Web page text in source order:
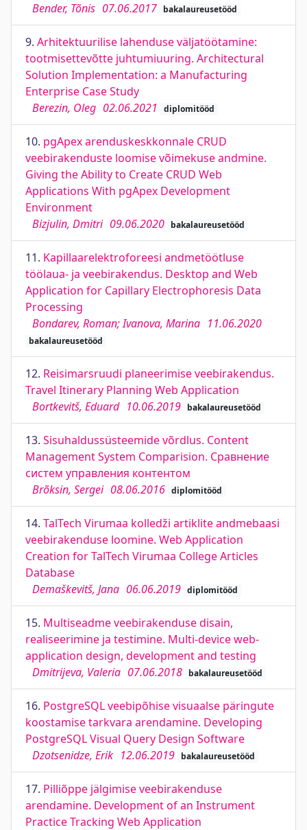
Bender, Tõnis 07.06.2017 bakalaureusetööd
9. Arhitektuurilise lahenduse väljatöötamine:
tootmisettevõtte juhtumiuuring. Architectural
Solution Implementation: a Manufacturing
Enterprise Case Study
Berezin, Oleg 02.06.2021 diplomitööd
10. pgApex arenduskeskkonnale CRUD
veebirakenduste loomise võimekuse andmine.
Giving the Ability to Create CRUD Web
Applications With pgApex Development
Environment
Bizjulin, Dmitri 09.06.2020 bakalaureusetööd
11. Kapillaarelektroforeesi andmetöötluse
töölaua- ja veebirakendus. Desktop and Web
Application for Capillary Electrophoresis Data
Processing
Bondarev, Roman; Ivanova, Marina 11.06.2020
bakalaureusetööd
12. Reisimarsruudi planeerimise veebirakendus.
Travel Itinerary Planning Web Application
Bortkevitš, Eduard 10.06.2019 bakalaureusetööd
13. Sisuhaldussüsteemide võrdlus. Content
Management System Comparision. Сравнение
систем управления контентом
Brõksin, Sergei 08.06.2016 diplomitööd
14. TalTech Virumaa kolledži artiklite andmebaasi
veebirakenduse loomine. Web Application
Creation for TalTech Virumaa College Articles
Database
Demaškevitš, Jana 06.06.2019 diplomitööd
15. Multiseadme veebirakenduse disain,
realiseerimine ja testimine. Multi-device web-
application design, development and testing
Dmitrijeva, Valeria 07.06.2018 bakalaureusetööd
16. PostgreSQL veebipõhise visuaalse päringute
koostamise tarkvara arendamine. Developing
PostgreSQL Visual Query Design Software
Dzotsenidze, Erik 12.06.2019 bakalaureusetööd
17. Pilliõppe jälgimise veebirakenduse
arendamine. Development of an Instrument
Practice Tracking Web Application